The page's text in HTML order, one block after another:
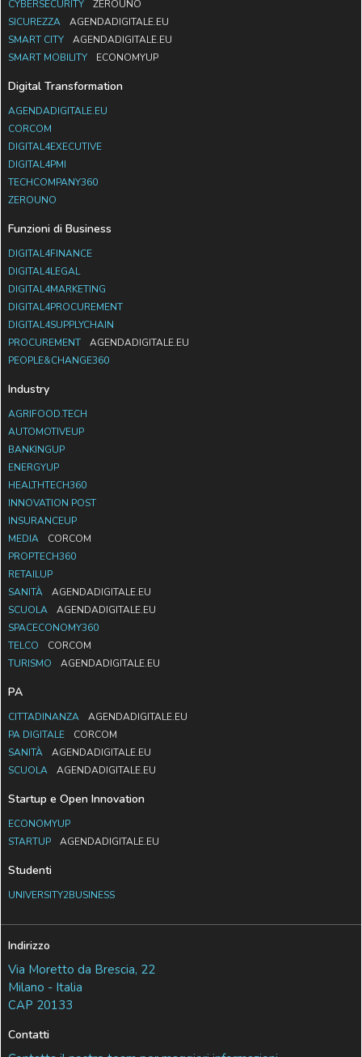
CYBERSECURITY
ZEROUNO
SICUREZZA
AGENDADIGITALE.EU
SMART CITY
AGENDADIGITALE.EU
SMART MOBILITY
ECONOMYUP
Digital Transformation
AGENDADIGITALE.EU
CORCOM
DIGITAL4EXECUTIVE
DIGITAL4PMI
TECHCOMPANY360
ZEROUNO
Funzioni di Business
DIGITAL4FINANCE
DIGITAL4LEGAL
DIGITAL4MARKETING
DIGITAL4PROCUREMENT
DIGITAL4SUPPLYCHAIN
PROCUREMENT
AGENDADIGITALE.EU
PEOPLE&CHANGE360
Industry
AGRIFOOD.TECH
AUTOMOTIVEUP
BANKINGUP
ENERGYUP
HEALTHTECH360
INNOVATION POST
INSURANCEUP
MEDIA
CORCOM
PROPTECH360
RETAILUP
SANITÀ
AGENDADIGITALE.EU
SCUOLA
AGENDADIGITALE.EU
SPACECONOMY360
TELCO
CORCOM
TURISMO
AGENDADIGITALE.EU
PA
CITTADINANZA
AGENDADIGITALE.EU
PA DIGITALE
CORCOM
SANITÀ
AGENDADIGITALE.EU
SCUOLA
AGENDADIGITALE.EU
Startup e Open Innovation
ECONOMYUP
STARTUP
AGENDADIGITALE.EU
Studenti
UNIVERSITY2BUSINESS
Indirizzo
Via Moretto da Brescia, 22
Milano - Italia
CAP 20133
Contatti